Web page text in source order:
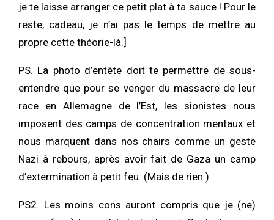
je te laisse arranger ce petit plat à ta sauce ! Pour le
reste, cadeau, je n’ai pas le temps de mettre au
propre cette théorie-là.]
PS. La photo d’entête doit te permettre de sous-
entendre que pour se venger du massacre de leur
race en Allemagne de l’Est, les sionistes nous
imposent des camps de concentration mentaux et
nous marquent dans nos chairs comme un geste
Nazi à rebours, après avoir fait de Gaza un camp
d’extermination à petit feu. (Mais de rien.)
PS2. Les moins cons auront compris que je (ne)